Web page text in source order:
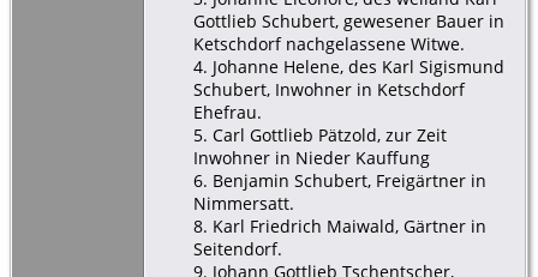
Gottlieb Schubert, gewesener Bauer in
Ketschdorf nachgelassene Witwe.
4. Johanne Helene, des Karl Sigismund
Schubert, Inwohner in Ketschdorf
Ehefrau.
5. Carl Gottlieb Pätzold, zur Zeit
Inwohner in Nieder Kauffung
6. Benjamin Schubert, Freigärtner in
Nimmersatt.
8. Karl Friedrich Maiwald, Gärtner in
Seitendorf.
9. Johann Gottlieb Tschentscher,